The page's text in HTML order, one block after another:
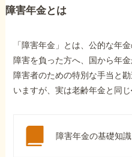
障害年金とは
「障害年金」とは、公的な年
障害を負った方へ、国から年
障害者のための特別な手当と
いますが、実は老齢年金と同じ
障害年金の基礎知識